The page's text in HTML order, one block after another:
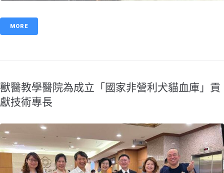
MORE
獸醫教學醫院為成立「國家非營利犬貓血庫」貢
獻技術專長